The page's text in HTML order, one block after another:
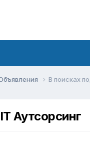
В поисках
Аутсорсинг